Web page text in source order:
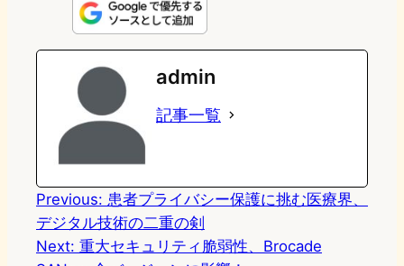
n
e
s
t
o
d
n
u
e
s
k
e
k
e
admin
記事一覧
Previous: 患者プライバシー保護に挑む医療界、
デジタル技術の二重の剣
Next: 重大セキュリティ脆弱性、Brocade